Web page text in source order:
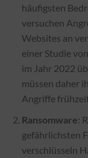
häufigsten
versuchen
Websites an
einer Studie
im Jahr 2022
müssen daher
Angriffe
Ransomware:
gefährlichsten
verschlüsseln